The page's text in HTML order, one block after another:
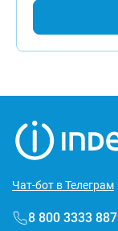
Чат-бот в Телеграм
8 800 3333 887